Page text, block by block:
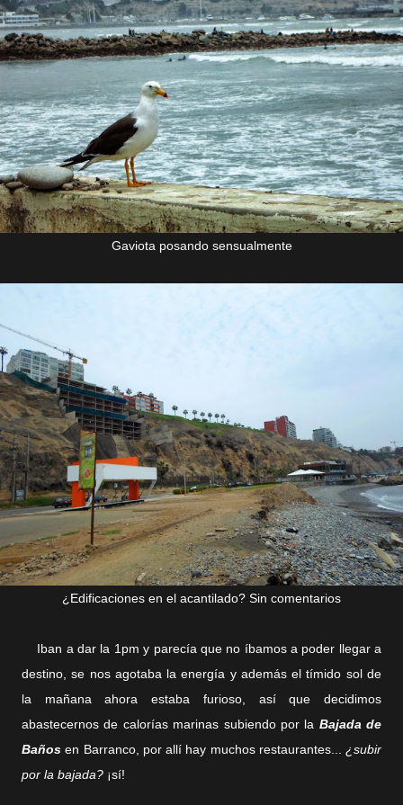
Gaviota posando sensualmente
¿Edificaciones en el acantilado? Sin comentarios
Iban a dar la 1pm y parecía que no íbamos a poder llegar a
destino, se nos agotaba la energía y además el tímido sol de
la mañana ahora estaba furioso, así que decidimos
abastecernos de calorías marinas subiendo por la Bajada de
Baños en Barranco, por allí hay muchos restaurantes... ¿subir
por la bajada? ¡sí!